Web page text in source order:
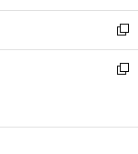
開
く
ウ
で
開
く
ン
ド
ウ
で
ウ
ィ
ン
ド
開
新
し
い
ン
新
ウ